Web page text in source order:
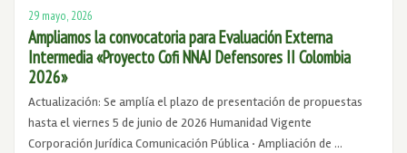
29 mayo, 2026
Ampliamos la convocatoria para Evaluación Externa
Intermedia «Proyecto Cofi NNAJ Defensores II Colombia
2026»
Actualización: Se amplía el plazo de presentación de propuestas
hasta el viernes 5 de junio de 2026 Humanidad Vigente
Corporación Jurídica Comunicación Pública · Ampliación de …